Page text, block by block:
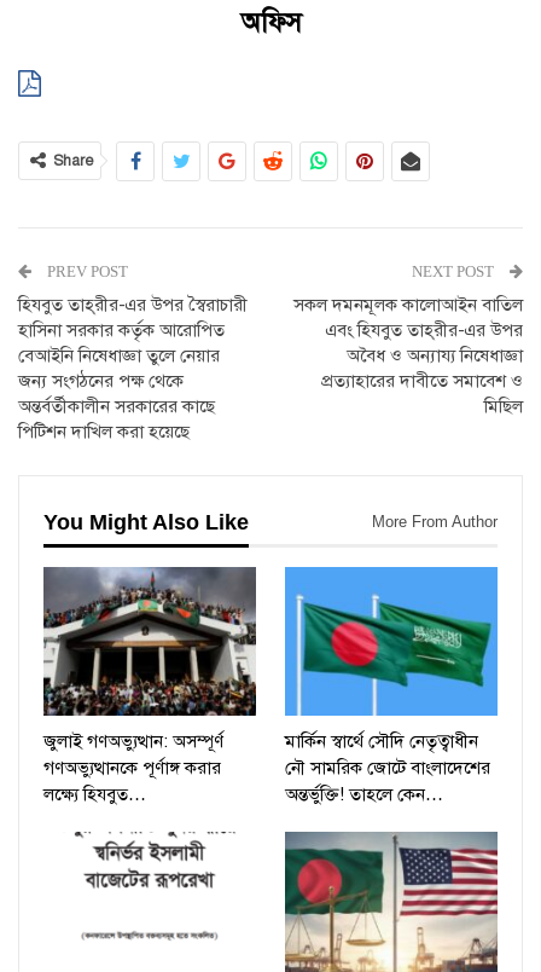
অফিস
Share
PREV POST
হিযবুত তাহ্‌রীর-এর উপর স্বৈরাচারী
হাসিনা সরকার কর্তৃক আরোপিত
বেআইনি নিষেধাজ্ঞা তুলে নেয়ার
জন্য সংগঠনের পক্ষ থেকে
অন্তর্বর্তীকালীন সরকারের কাছে
পিটিশন দাখিল করা হয়েছে
NEXT POST
সকল দমনমূলক কালোআইন বাতিল
এবং হিযবুত তাহ্‌রীর-এর উপর
অবৈধ ও অন্যায্য নিষেধাজ্ঞা
প্রত্যাহারের দাবীতে সমাবেশ ও
মিছিল
You Might Also Like More From Author
জুলাই গণঅভ্যুত্থান: অসম্পূর্ণ
গণঅভ্যুত্থানকে পূর্ণাঙ্গ করার
লক্ষ্যে হিযবুত…
মার্কিন স্বার্থে সৌদি নেতৃত্বাধীন
নৌ সামরিক জোটে বাংলাদেশের
অন্তর্ভুক্তি! তাহলে কেন…